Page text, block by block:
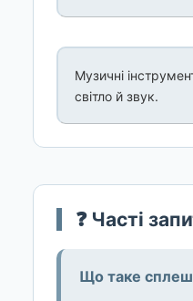
Музичні
світло й звук.
❓ Часті
Що таке